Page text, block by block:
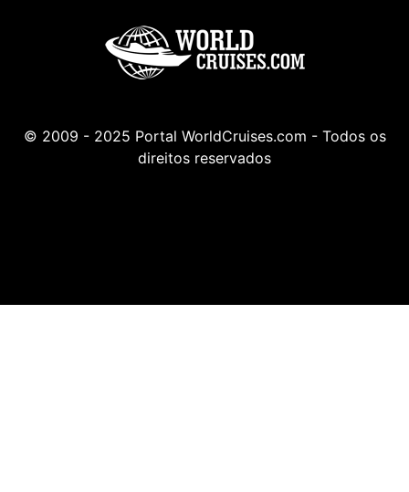
© 2009 - 2025 Portal WorldCruises.com - Todos os
direitos reservados